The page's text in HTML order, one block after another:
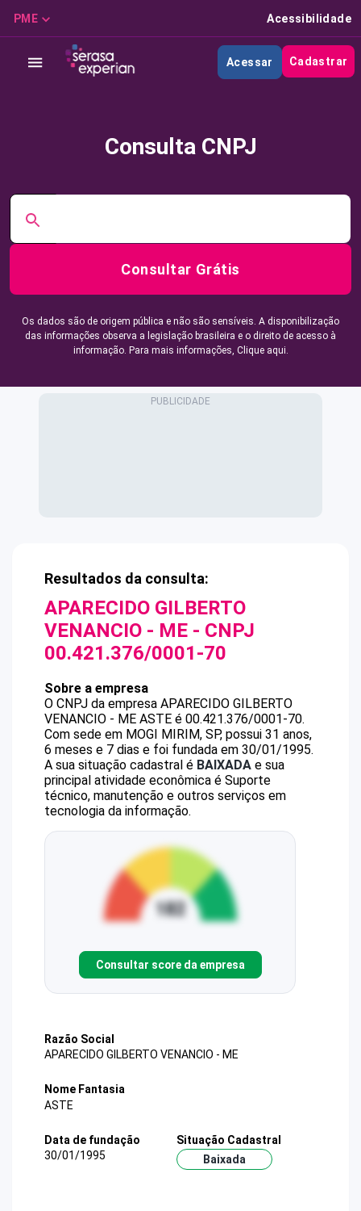
PME Acessibilidade
Acessar Cadastrar
Consulta CNPJ
Consultar Grátis
Os dados são de origem pública e não são sensíveis. A disponibilização
das informações observa a legislação brasileira e o direito de acesso à
informação. Para mais informações, Clique aqui.
Resultados da consulta:
APARECIDO GILBERTO
VENANCIO - ME - CNPJ
00.421.376/0001-70
Sobre a empresa
O CNPJ da empresa APARECIDO GILBERTO
VENANCIO - ME ASTE é 00.421.376/0001-70.
Com sede em MOGI MIRIM, SP, possui 31 anos,
6 meses e 7 dias e foi fundada em 30/01/1995.
A sua situação cadastral é BAIXADA e sua
principal atividade econômica é Suporte
técnico, manutenção e outros serviços em
tecnologia da informação.
Consultar score da empresa
Razão Social
APARECIDO GILBERTO VENANCIO - ME
Nome Fantasia
ASTE
Data de fundação
30/01/1995
Situação Cadastral
Baixada